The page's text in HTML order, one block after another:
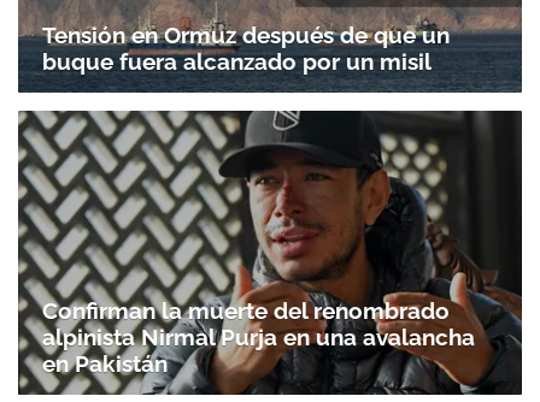
Tensión en Ormuz después de que un
buque fuera alcanzado por un misil
Confirman la muerte del renombrado
alpinista Nirmal Purja en una avalancha
en Pakistán